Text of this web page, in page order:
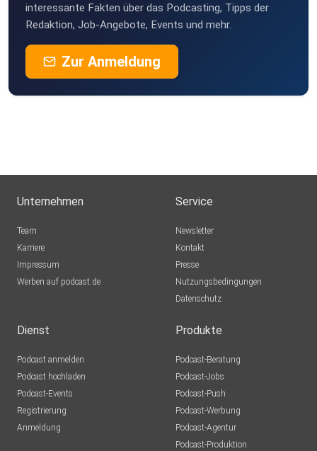
Erfurt
Puddingbrumsel
Barleben
sdexrgbj
draumur
Langenstein
interessante Fakten über das Podcasting, Tipps der
Redaktion, Job-Angebote, Events und mehr.
Zur Anmeldung
Unternehmen
Team
Karriere
Impressum
Werben auf podcast.de
Service
Newsletter
Kontakt
Presse
Nutzungsbedingungen
Datenschutz
Dienst
Podcast anmelden
Podcast hochladen
Podcast-Events
Registrierung
Anmeldung
Produkte
Podcast-Beratung
Podcast-Jobs
Podcast-Push
Podcast-Werbung
Podcast-Agentur
Podcast-Produktion